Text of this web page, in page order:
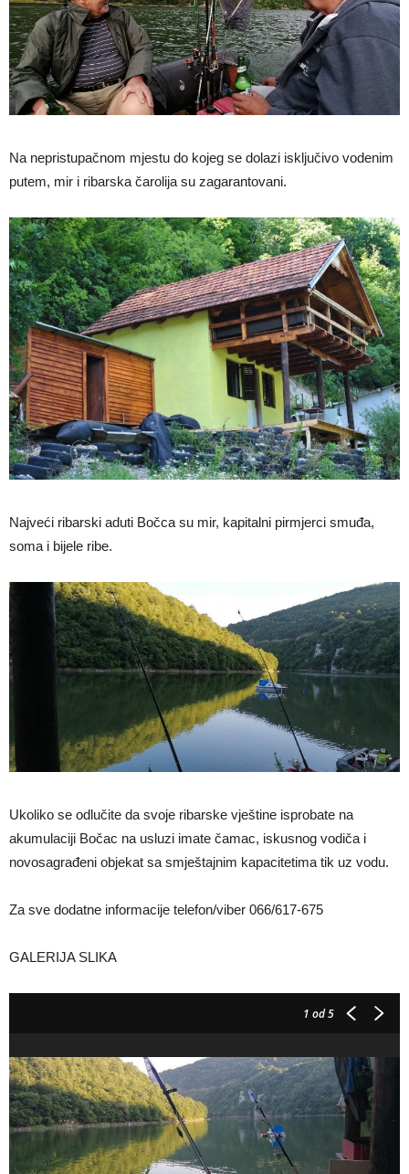
Na nepristupačnom mjestu do kojeg se dolazi isključivo vodenim
putem, mir i ribarska čarolija su zagarantovani.
Najveći ribarski aduti Bočca su mir, kapitalni pirmjerci smuđa,
soma i bijele ribe.
Ukoliko se odlučite da svoje ribarske vještine isprobate na
akumulaciji Bočac na usluzi imate čamac, iskusnog vodiča i
novosagrađeni objekat sa smještajnim kapacitetima tik uz vodu.
Za sve dodatne informacije telefon/viber 066/617-675
GALERIJA SLIKA
1 od 5